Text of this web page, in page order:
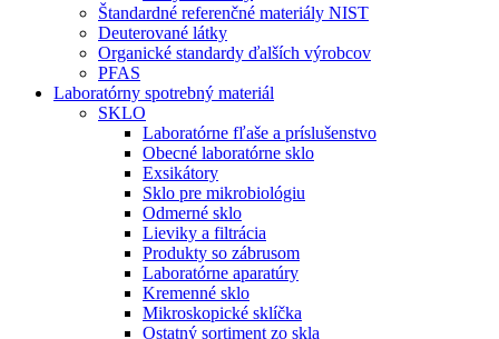
Štandardné referenčné materiály NIST
Deuterované látky
Organické standardy ďalších výrobcov
PFAS
Laboratórny spotrebný materiál
SKLO
Laboratórne fľaše a príslušenstvo
Obecné laboratórne sklo
Exsikátory
Sklo pre mikrobiológiu
Odmerné sklo
Lieviky a filtrácia
Produkty so zábrusom
Laboratórne aparatúry
Kremenné sklo
Mikroskopické sklíčka
Ostatný sortiment zo skla